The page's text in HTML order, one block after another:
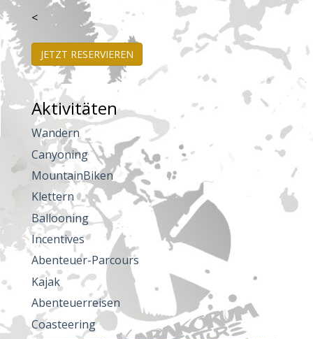
<
JETZT RESERVIEREN
Aktivitäten
Wandern
Canyoning
MountainBiken
Klettern
Ballooning
Incentives
Abenteuer-Parcours
Kajak
Abenteuerreisen
Coasteering